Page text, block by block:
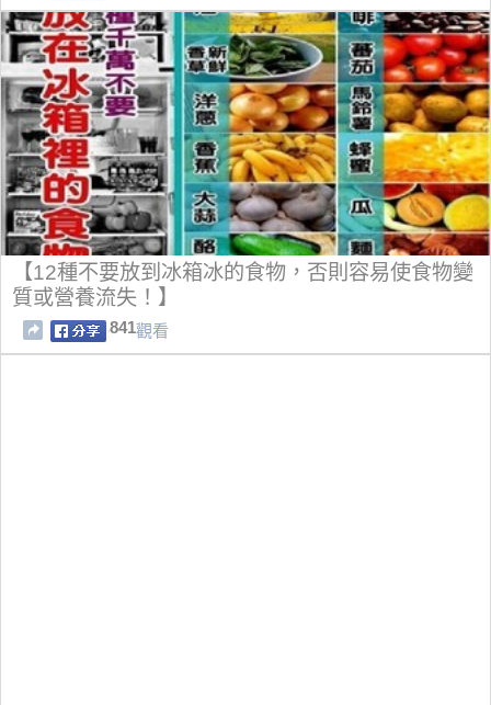
【12種不要放到冰箱冰的食物，否則容易使食物變
質或營養流失！】
841觀看